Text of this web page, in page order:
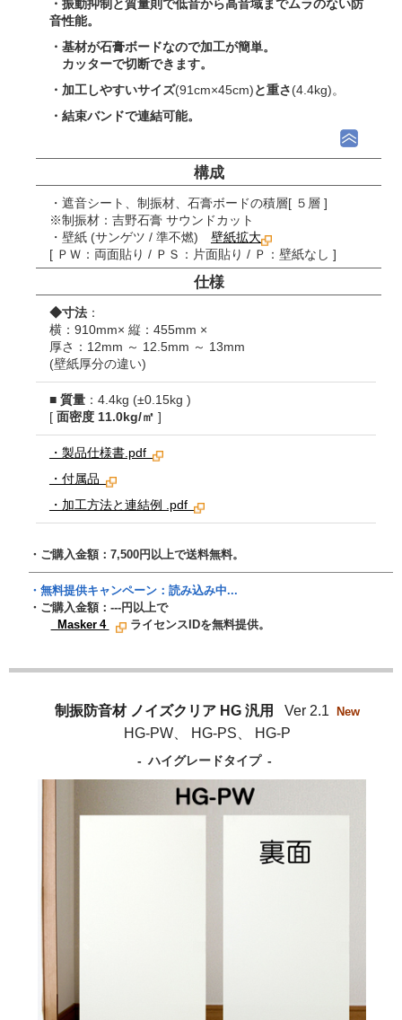
・振動抑制と質量則で低音から高音域までムラのない防
音性能。
・基材が石膏ボードなので加工が簡単。
カッターで切断できます。
・加工しやすいサイズ(91cm×45cm)と重さ(4.4kg)。
・結束バンドで連結可能。
構成
・遮音シート、制振材、石膏ボードの積層[ ５層 ]
※制振材：吉野石膏 サウンドカット
・壁紙 (サンゲツ / 準不燃) 壁紙拡大
[ ＰＷ：両面貼り / ＰＳ：片面貼り / Ｐ：壁紙なし ]
仕様
◆寸法：
横：910mm× 縦：455mm ×
厚さ：12mm ～ 12.5mm ～ 13mm
(壁紙厚分の違い)
■質量：4.4kg (±0.15kg )
[面密度 11.0kg/㎡ ]
・製品仕様書.pdf
・付属品
・加工方法と連結例 .pdf
・ご購入金額：7,500円以上で送料無料。
・無料提供キャンペーン： 読み込み中...
・ご購入金額： ---円以上で
Masker 4
ライセンスIDを無料提供。
制振防音材 ノイズクリア HG 汎用 Ver 2.1 New
HG-PW、 HG-PS、 HG-P
- ハイグレードタイプ -